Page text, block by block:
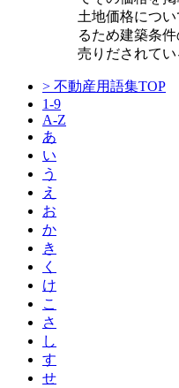
土地価格につ
るため建築条
売りだされてい
> 不動産用語集TOP
1-9
A-Z
あ
い
う
え
お
か
き
く
け
こ
さ
し
す
せ